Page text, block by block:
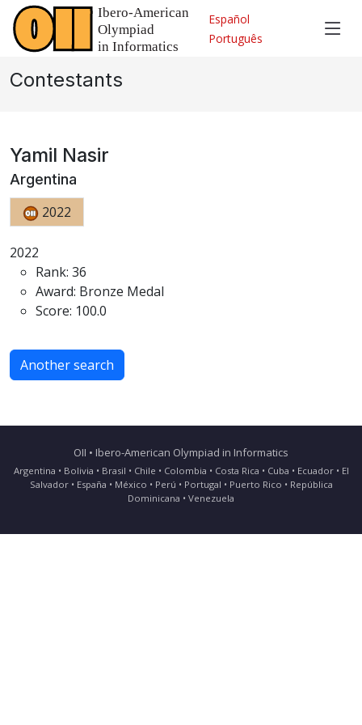
Español
Português
Contestants
Yamil Nasir
Argentina
2022
2022
Rank: 36
Award: Bronze Medal
Score: 100.0
Another search
OII • Ibero-American Olympiad in Informatics
Argentina • Bolivia • Brasil • Chile • Colombia • Costa Rica • Cuba • Ecuador • El
Salvador • España • México • Perú • Portugal • Puerto Rico • República
Dominicana • Venezuela